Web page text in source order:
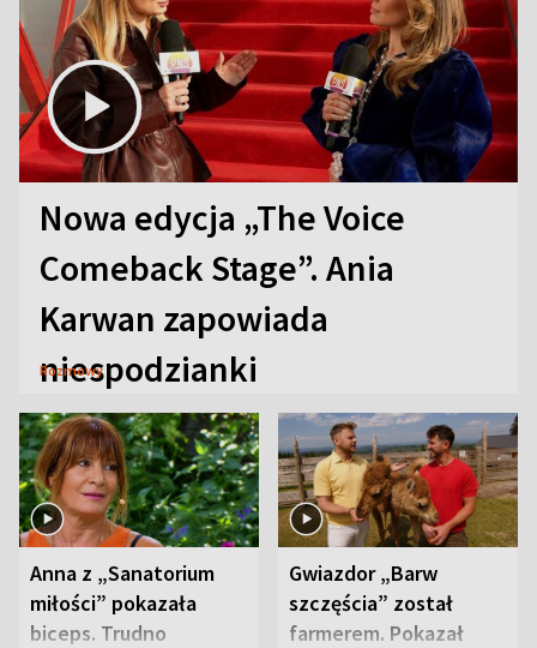
Nowa edycja „The Voice
Comeback Stage”. Ania
Karwan zapowiada
niespodzianki
Rozmowy
Anna z „Sanatorium
miłości” pokazała
biceps. Trudno
Gwiazdor „Barw
szczęścia” został
farmerem. Pokazał